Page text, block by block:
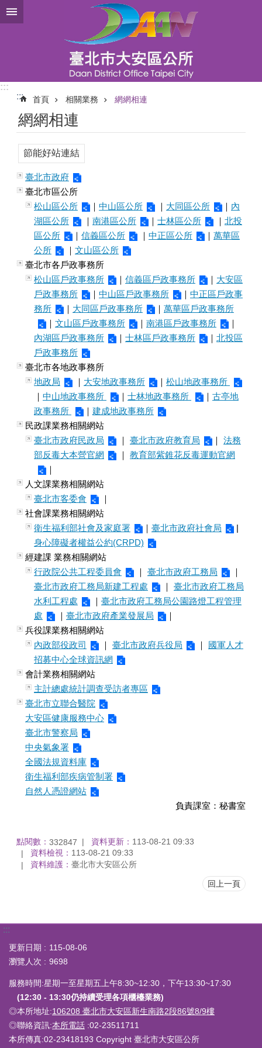
跳到主要內容區塊
:::
:::
首頁 相關業務 網網相連
網網相連
節能好站連結
臺北市政府
臺北市區公所
松山區公所
｜ 中山區公所 ｜ 大同區公所 ｜ 內
湖區公所
｜ 南港區公所 ｜ 士林區公所 ｜ 北投
區公所
｜ 信義區公所 ｜ 中正區公所 ｜ 萬華區
公所
｜ 文山區公所
臺北市各戶政事務所
松山區戶政事務所
｜ 信義區戶政事務所 ｜ 大安區
戶政事務所
｜ 中山區戶政事務所 ｜ 中正區戶政事
務所
｜ 大同區戶政事務所 ｜ 萬華區戶政事務所
｜ 文山區戶政事務所 ｜ 南港區戶政事務所
｜
內湖區戶政事務所
｜ 士林區戶政事務所 ｜ 北投區
戶政事務所
臺北市各地政事務所
地政局
｜ 大安地政事務所 ｜ 松山地政事務所
｜ 中山地政事務所 ｜ 士林地政事務所 ｜ 古亭地
政事務所
｜ 建成地政事務所
民政課業務相關網站
臺北市政府民政局
｜ 臺北市政府教育局 ｜ 法務
部反毒大本營官網
｜ 教育部紫錐花反毒運動官網
｜
人文課業務相關網站
臺北市客委會
｜
社會課業務相關網站
衛生福利部社會及家庭署
｜ 臺北市政府社會局
|
身心障礙者權益公約(CRPD)
經建課 業務相關網站
行政院公共工程委員會
｜ 臺北市政府工務局
｜
臺北市政府工務局新建工程處
｜ 臺北市政府工務局
水利工程處
｜ 臺北市政府工務局公園路燈工程管理
處
｜ 臺北市政府產業發展局
｜
兵役課業務相關網站
內政部役政司
｜ 臺北市政府兵役局 ｜ 國軍人才
招募中心全球資訊網
會計業務相關網站
主計總處統計調查受訪者專區
臺北市立聯合醫院
大安區健康服務中心
臺北市警察局
中央氣象署
全國法規資料庫
衛生福利部疾病管制署
自然人憑證網站
負責課室：秘書室
點閱數： 332847 資料更新： 113-08-21 09:33
資料檢視： 113-08-21 09:33
資料維護： 臺北市大安區公所
回上一頁
:::
更新日期
115-08-06
瀏覽人次
9698
服務時間:星期一至星期五上午8:30~12:30，下午13:30~17:30
(12:30 - 13:30仍持續受理各項櫃檯業務)
◎本所地址:106208 臺北市大安區新生南路2段86號8/9樓
◎聯絡資訊:本所電話 :02-23511711
本所傳真:02-23418193 Copyright 臺北市大安區公所